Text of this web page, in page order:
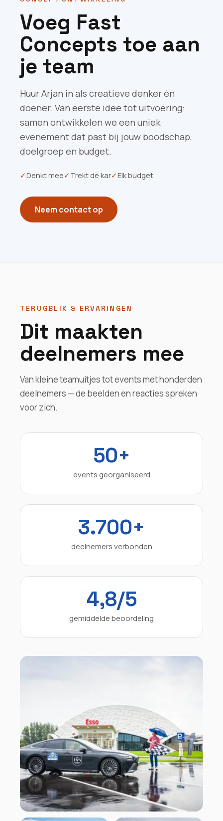
Voeg Fast
Concepts toe aan
je team
Huur Arjan in als creatieve denker én
doener. Van eerste idee tot uitvoering:
samen ontwikkelen we een uniek
evenement dat past bij jouw boodschap,
doelgroep en budget.
✓Denkt mee✓Trekt de kar✓Elk budget
Neem contact op
TERUGBLIK & ERVARINGEN
Dit maakten
deelnemers mee
Van kleine teamuitjes tot events met honderden
deelnemers — de beelden en reacties spreken
voor zich.
50+
events georganiseerd
3.700+
deelnemers verbonden
4,8/5
gemiddelde beoordeling